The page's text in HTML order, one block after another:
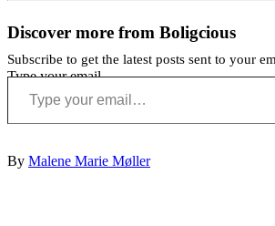
Discover more from Boligcious
Subscribe to get the latest posts sent to your
Type your email…
By Malene Marie Møller